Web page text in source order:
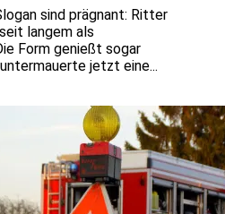
sind prägnant: Ritter
langem als
Form genießt sogar
jetzt eine...